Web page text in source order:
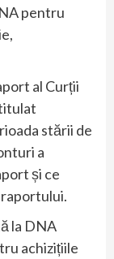
pentru
al Curții
stării de
a
și ce
la DNA
achizițiile